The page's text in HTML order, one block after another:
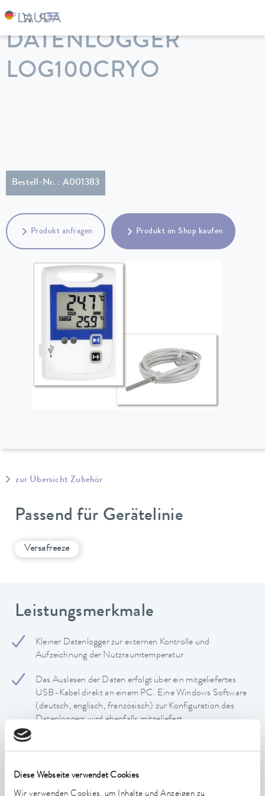
Diese Webseite verwendet Cookies
LAUDA Temperiergeräte
DATENLOGGER
LOG100CRYO
Bestell-Nr. : A001383
Produkt anfragen Produkt im Shop kaufen
zur Übersicht Zubehör
Passend für Gerätelinie
Versafreeze
Leistungsmerkmale
Kleiner Datenlogger zur externen Kontrolle und
Aufzeichnung der Nutzraumtemperatur
Das Auslesen der Daten erfolgt über ein mitgeliefertes
USB-Kabel direkt an einem PC. Eine Windows Software
(deutsch, englisch, französisch) zur Konfiguration des
Datenloggers wird ebenfalls mitgeliefert